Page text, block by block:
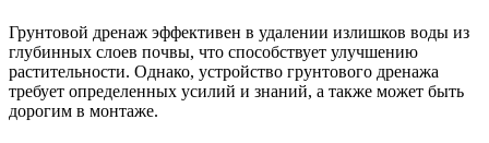
Грунтовой дренаж эффективен в удалении излишков воды из
глубинных слоев почвы, что способствует улучшению
растительности. Однако, устройство грунтового дренажа
требует определенных усилий и знаний, а также может быть
дорогим в монтаже.